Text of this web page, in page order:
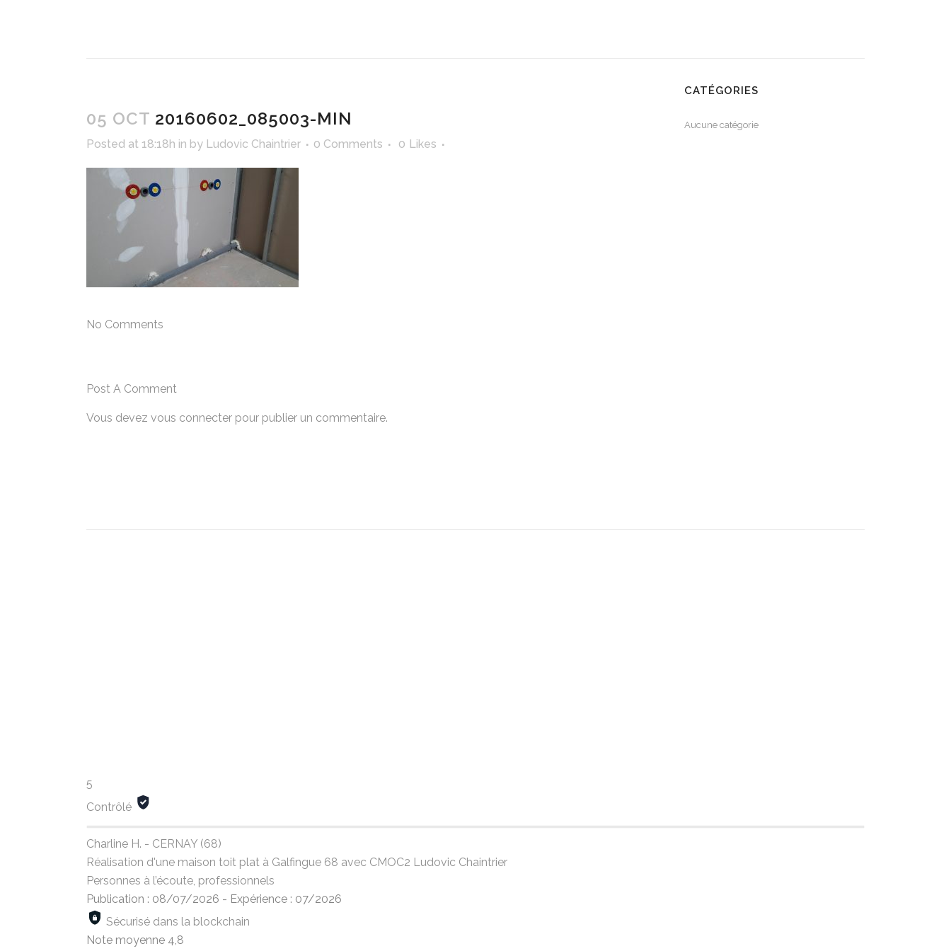
05 OCT 20160602_085003-MIN
Posted at 18:18h in by Ludovic Chaintrier 0 Comments 0 Likes
No Comments
Post A Comment
Vous devez vous connecter pour publier un commentaire.
CATÉGORIES
Aucune catégorie
5
Contrôlé
Charline H. - CERNAY (68)
Réalisation d'une maison toit plat à Galfingue 68 avec CMOC2 Ludovic Chaintrier
Personnes à l’écoute, professionnels
Publication : 08/07/2026 - Expérience : 07/2026
Sécurisé dans la blockchain
Note moyenne 4,8